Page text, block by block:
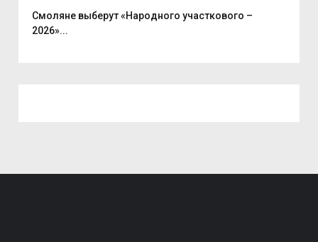
Смоляне выберут «Народного участкового –
2026»...